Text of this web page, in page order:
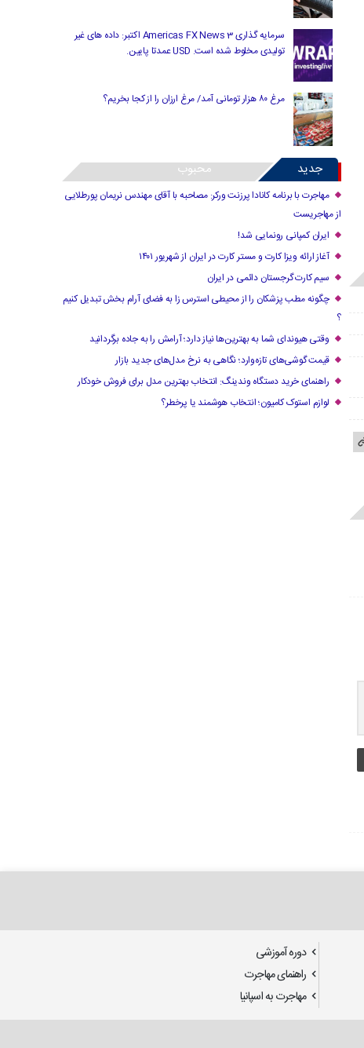
سرمایه گذاری Americas FX News 3 اکتبر: داده های غیر
تولیدی مخلوط شده است. USD عمدتا پایین.
مرغ ۸۰ هزار تومانی آمد/ مرغ ارزان را از کجا بخریم؟
جدید محبوب
مهاجرت با برنامه کانادا پرزنت ورکر: مصاحبه با آقای مهندس نریمان پورطلایی
از مهاجریست
ایران کمپانی رونمایی شد!
آغاز ارائه ویزا کارت و مستر کارت در ایران از شهریور ۱۴۰۱
سیم کارت گرجستان دائمی در ایران
چگونه مطب پزشکان را از محیطی استرس زا به فضای آرام بخش تبدیل کنیم
؟
وقتی هیوندای شما به بهترین‌ها نیاز دارد؛ آرامش را به جاده برگردانید
قیمت گوشی‌های تازه‌وارد؛ نگاهی به نرخ مدل‌های جدید بازار
راهنمای خرید دستگاه وندینگ: انتخاب بهترین مدل برای فروش خودکار
لوازم استوک کامیون؛ انتخاب هوشمند یا پرخطر؟
دوره آموزشی
راهنمای مهاجرت
مهاجرت به اسپانیا